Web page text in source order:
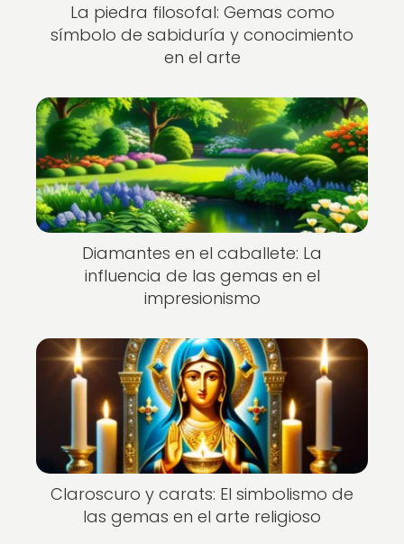
La piedra filosofal: Gemas como
símbolo de sabiduría y conocimiento
en el arte
Diamantes en el caballete: La
influencia de las gemas en el
impresionismo
Claroscuro y carats: El simbolismo de
las gemas en el arte religioso